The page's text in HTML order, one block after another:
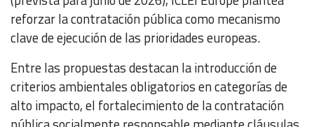
reforzar la contratación pública como mecanismo
clave de ejecución de las prioridades europeas.
Entre las propuestas destacan la introducción de
criterios ambientales obligatorios en categorías de
alto impacto, el fortalecimiento de la contratación